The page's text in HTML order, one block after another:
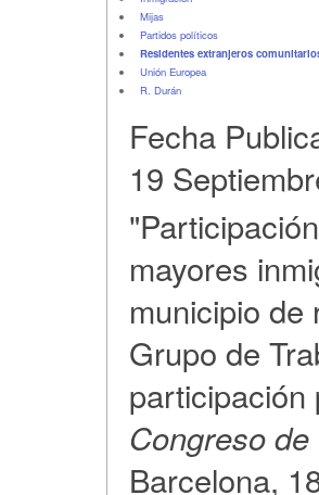
Mijas
Partidos políticos
Residentes extranjeros
Unión Europea
R. Durán
Fecha
19
mayores
municipio de
Grupo de
Congreso
Barcelona,